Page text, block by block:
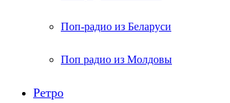
Поп-радио из Беларуси
Поп радио из Молдовы
Ретро